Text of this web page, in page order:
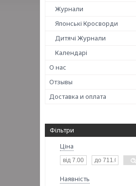
Журнали
Японські Кросворди
Дитячі Журнали
Календарі
О нас
Отзывы
Доставка и оплата
Фільтри
Ціна
Наявність